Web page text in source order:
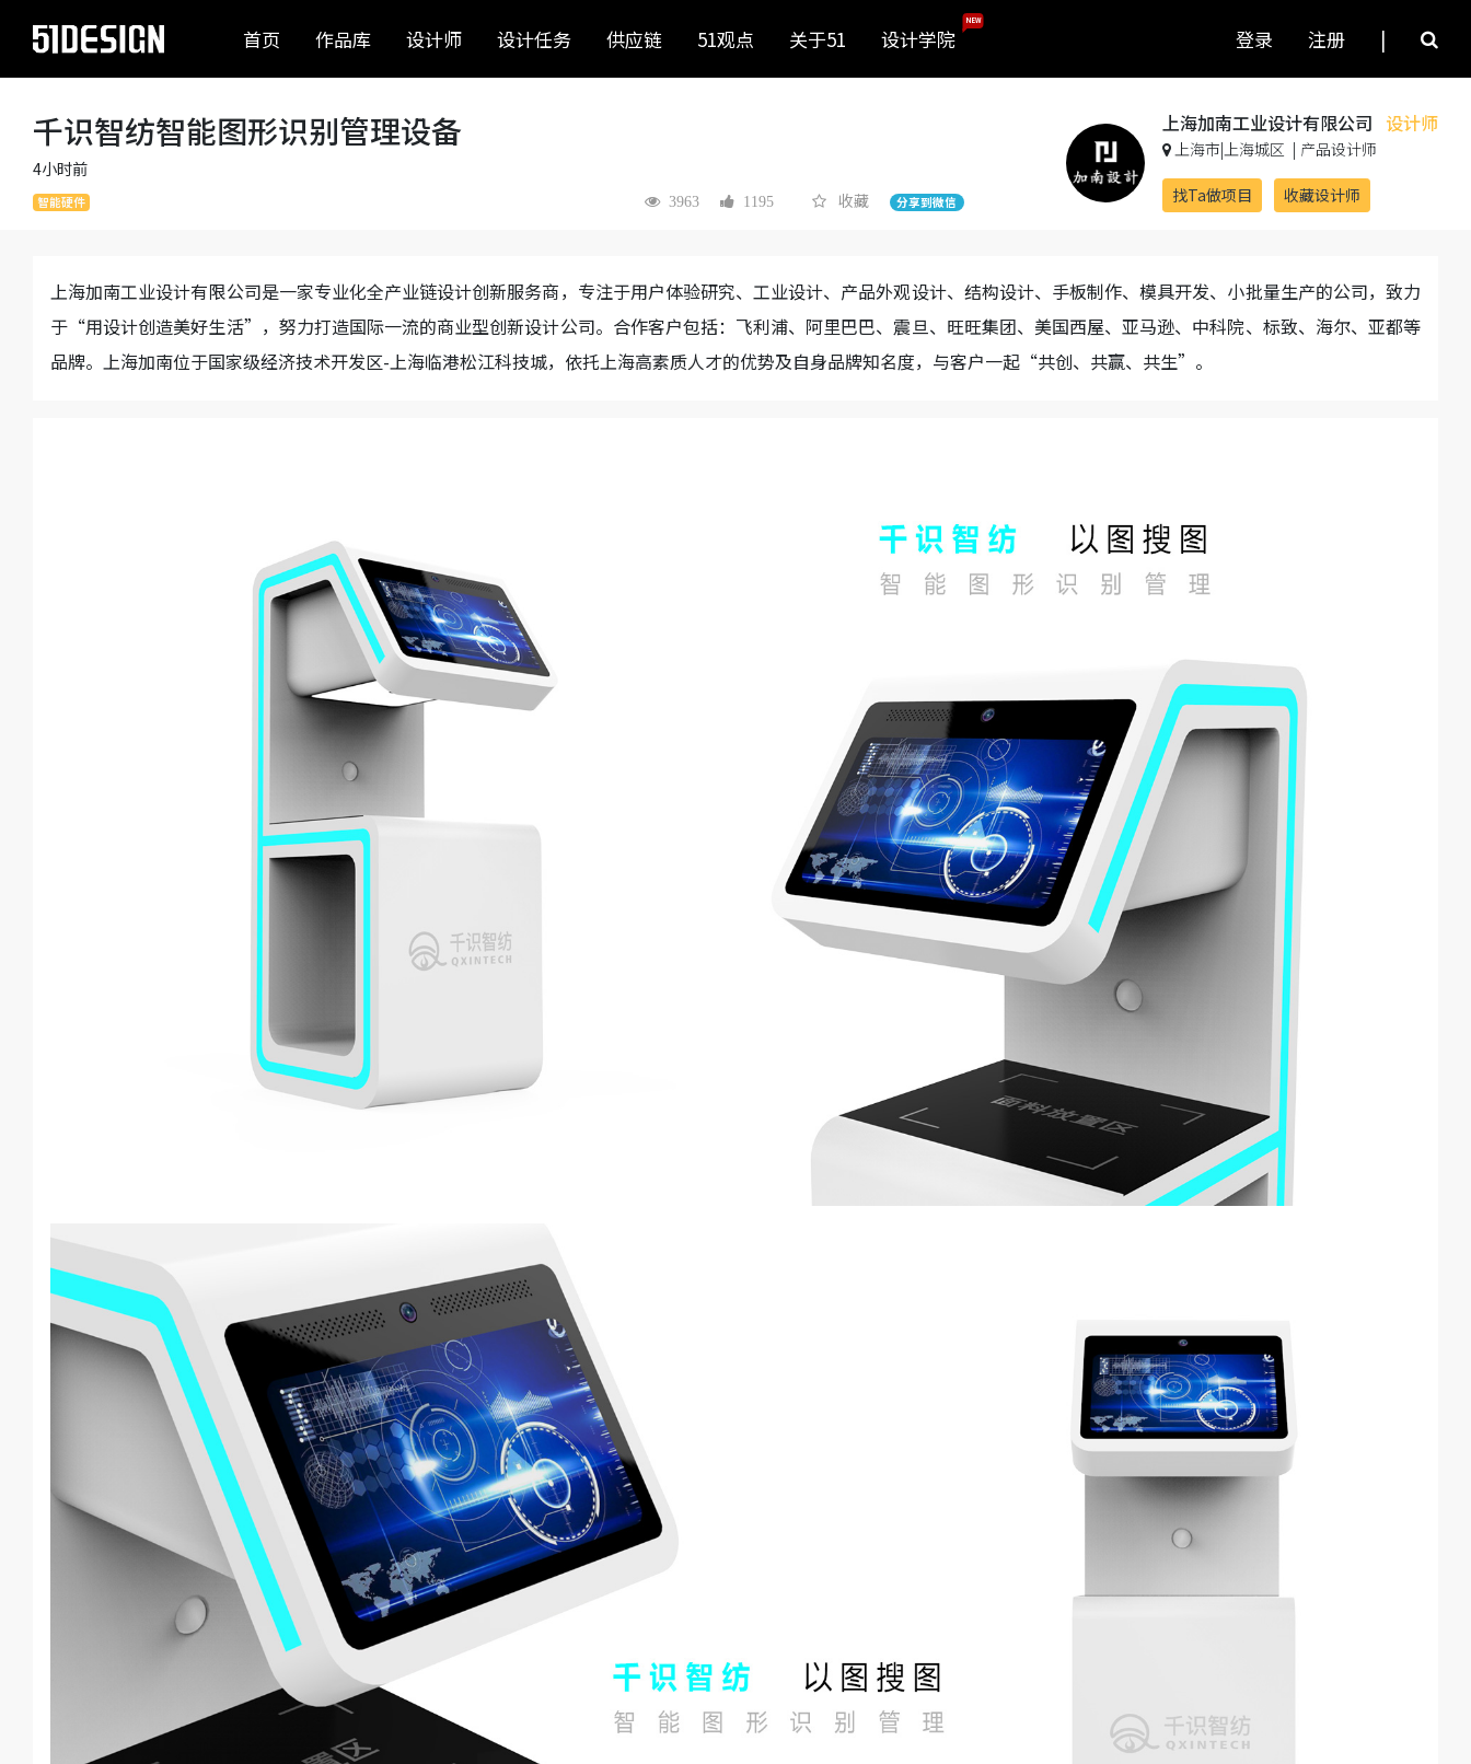
首页 作品库 设计师 设计任务 供应链 51观点 关于51 设计学院
NEW
登录 注册 |
千识智纺智能图形识别管理设备
4小时前
智能硬件 3963 1195 收藏 分享到微信
上海加南工业设计有限公司 设计师
上海市|上海城区 | 产品设计师
找Ta做项目 收藏设计师
上海加南工业设计有限公司是一家专业化全产业链设计创新服务商，专注于用户体验研究、工业设计、产品外观设计、结构设计、手板制作、模具开发、小批量生产的公司，致力
于“用设计创造美好生活”，努力打造国际一流的商业型创新设计公司。合作客户包括：飞利浦、阿里巴巴、震旦、旺旺集团、美国西屋、亚马逊、中科院、标致、海尔、亚都等
品牌。上海加南位于国家级经济技术开发区-上海临港松江科技城，依托上海高素质人才的优势及自身品牌知名度，与客户一起“共创、共赢、共生”。